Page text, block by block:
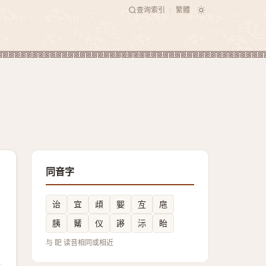
查询索引 繁體
同音字
诒 宜 頉 媐 宐
㦾
胰
觺 仪 謻 沶 眙
与 巸 读音相同或相近